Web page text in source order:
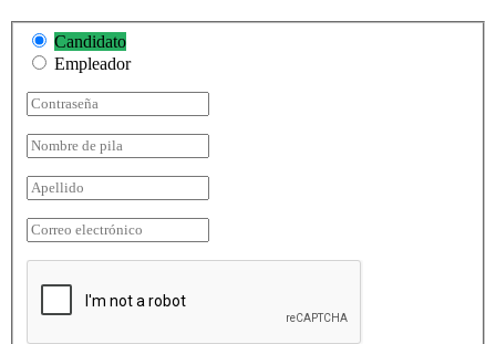
Candidato
Empleador